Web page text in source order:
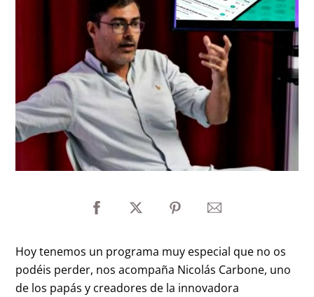
Hoy tenemos un programa muy especial que no os
podéis perder, nos acompaña Nicolás Carbone, uno
de los papás y creadores de la innovadora